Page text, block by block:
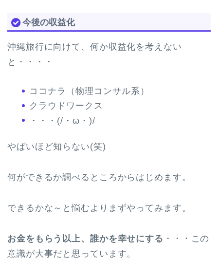
今後の収益化
沖縄旅行に向けて、何か収益化を考えない
と・・・・
ココナラ（物理コンサル系）
クラウドワークス
・・・(/・ω・)/
やばいほど知らない(笑)
何ができるか調べるところからはじめます。
できるかな～と悩むよりまずやってみます。
お金をもらう以上、誰かを幸せにする ・・・この
意識が大事だと思っています。